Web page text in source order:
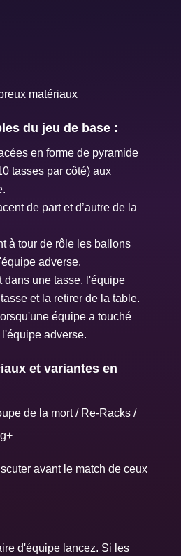
matériaux
du jeu de base :
en forme de pyramide
tasses par côté) aux
de part et d’autre de la
à tour de rôle les ballons
adverse.
dans une tasse, l'équipe
et la retirer de la table.
équipe a touché
adverse.
et variantes en
de la mort / Re-Racks /
avant le match de ceux
d'équipe lancez. Si les